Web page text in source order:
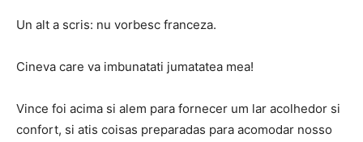
Un alt a scris: nu vorbesc franceza.
Cineva care va imbunatati jumatatea mea!
Vince foi acima si alem para fornecer um lar acolhedor si
confort, si atis coisas preparadas para acomodar nosso